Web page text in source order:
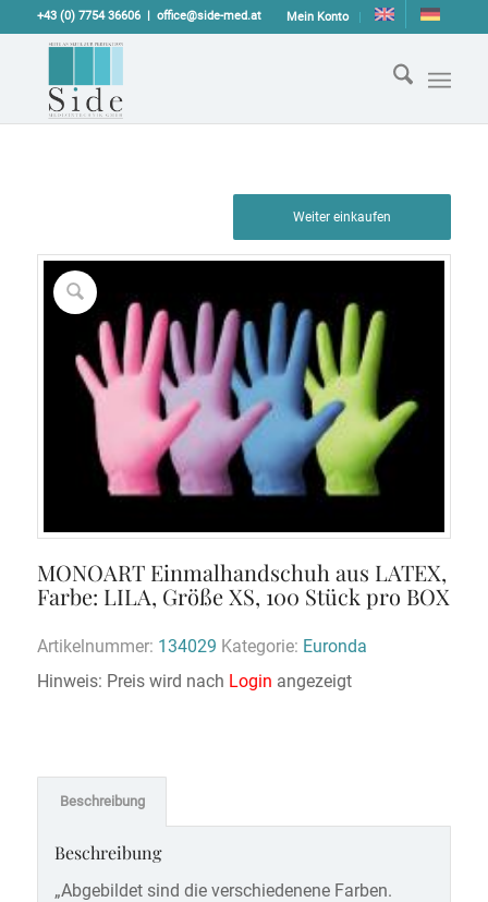
Mein Konto
+43 (0) 7754 36606 office@side-med.at
Weiter einkaufen
MONOART Einmalhandschuh aus LATEX,
Farbe: LILA, Größe XS, 100 Stück pro BOX
Artikelnummer: 134029 Kategorie: Euronda
Hinweis: Preis wird nach Login angezeigt
Beschreibung
Beschreibung
„Abgebildet sind die verschiedenene Farben.